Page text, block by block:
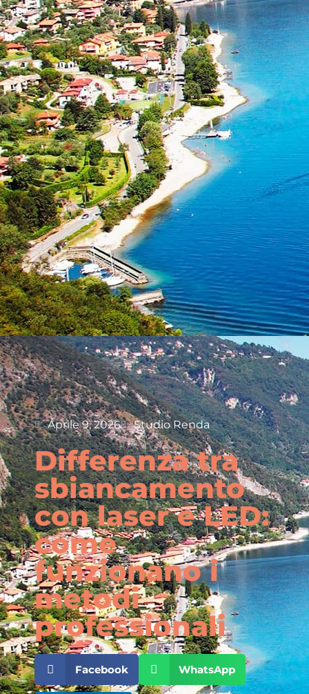
Aprile 9, 2026 Studio Renda
Differenza tra
sbiancamento
con laser e LED:
come
funzionano i
metodi
professionali
Facebook WhatsApp